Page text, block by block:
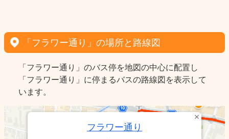
「フラワー通り」の場所と路線図
「フラワー通り」のバス停を地図の中心に配置し
「フラワー通り」に停まるバスの路線図を表示して
います。
フラワー通り